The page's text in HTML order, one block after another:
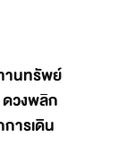
านทรัพย์
ดวงพลิก
ารเดิน